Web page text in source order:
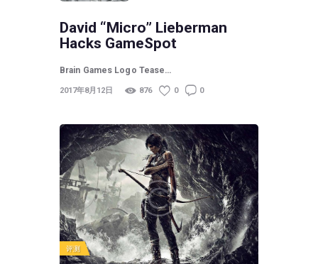
David “Micro” Lieberman
Hacks GameSpot
Brain Games Logo Tease…
2017年8月12日 876 0 0
评测